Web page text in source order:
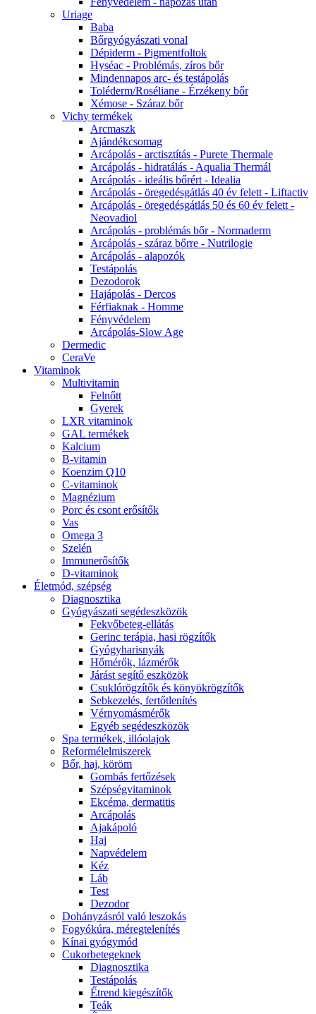
Uriage
Baba
Bőrgyógyászati vonal
Dépiderm - Pigmentfoltok
Hyséac - Problémás, zíros bőr
Mindennapos arc- és testápolás
Toléderm/Roséliane - Érzékeny bőr
Xémose - Száraz bőr
Vichy termékek
Arcmaszk
Ajándékcsomag
Arcápolás - arctisztítás - Purete Thermale
Arcápolás - hidratálás - Aqualia Thermál
Arcápolás - ideális bőrért - Idealia
Arcápolás - öregedésgátlás 40 év felett - Liftactiv
Arcápolás - öregedésgátlás 50 és 60 év felett -
Neovadiol
Arcápolás - problémás bőr - Normaderm
Arcápolás - száraz bőrre - Nutrilogie
Arcápolás - alapozók
Testápolás
Dezodorok
Hajápolás - Dercos
Férfiaknak - Homme
Fényvédelem
Arcápolás-Slow Age
Dermedic
CeraVe
Vitaminok
Multivitamin
Felnőtt
Gyerek
LXR vitaminok
GAL termékek
Kalcium
B-vitamin
Koenzim Q10
C-vitaminok
Magnézium
Porc és csont erősítők
Vas
Omega 3
Szelén
Immunerősítők
D-vitaminok
Életmód, szépség
Diagnosztika
Gyógyászati segédeszközök
Fekvőbeteg-ellátás
Gerinc terápia, hasi rögzítők
Gyógyharisnyák
Hőmérők, lázmérők
Járást segítő eszközök
Csuklórögzítők és könyökrögzítők
Sebkezelés, fertőtlenítés
Vérnyomásmérők
Egyéb segédeszközök
Spa termékek, illóolajok
Reformélelmiszerek
Bőr, haj, köröm
Gombás fertőzések
Szépségvitaminok
Ekcéma, dermatitis
Arcápolás
Ajakápoló
Haj
Napvédelem
Kéz
Láb
Test
Dezodor
Dohányzásról való leszokás
Fogyókúra, méregtelenítés
Kínai gyógymód
Cukorbetegeknek
Diagnosztika
Testápolás
É́trend kiegészítők
Teák